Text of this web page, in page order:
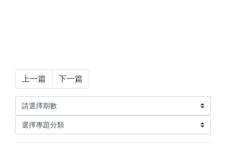
上一篇 下一篇